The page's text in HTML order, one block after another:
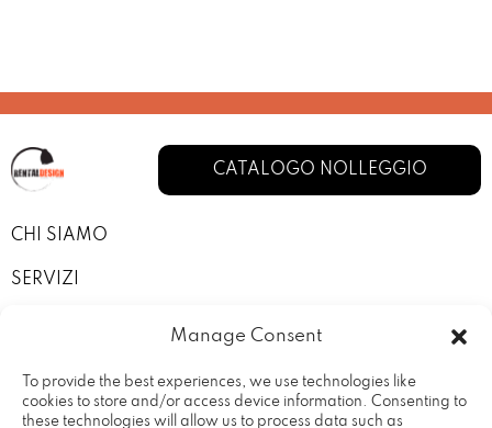
Manage Consent
To provide the best experiences, we use technologies like
cookies to store and/or access device information. Consenting to
these technologies will allow us to process data such as
CATALOGO NOLLEGGIO
CHI SIAMO
SERVIZI
I NOSTRI ALLESTIMENTI
PRIVACY POLICY